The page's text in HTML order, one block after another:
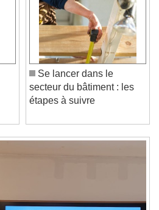
Skip Forward
behind liveLIVE
0:00
Se lancer dans le
secteur du bâtiment : les